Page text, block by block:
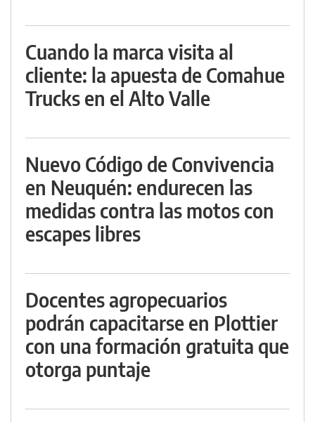
Cuando la marca visita al
cliente: la apuesta de Comahue
Trucks en el Alto Valle
Nuevo Código de Convivencia
en Neuquén: endurecen las
medidas contra las motos con
escapes libres
Docentes agropecuarios
podrán capacitarse en Plottier
con una formación gratuita que
otorga puntaje